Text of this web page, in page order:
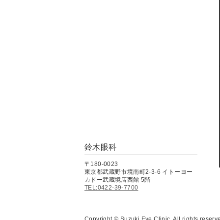
鈴木眼科
〒180-0023
東京都武蔵野市境南町2-3-6 イトーヨー
カドー武蔵境店西館 5階
TEL:0422-39-7700